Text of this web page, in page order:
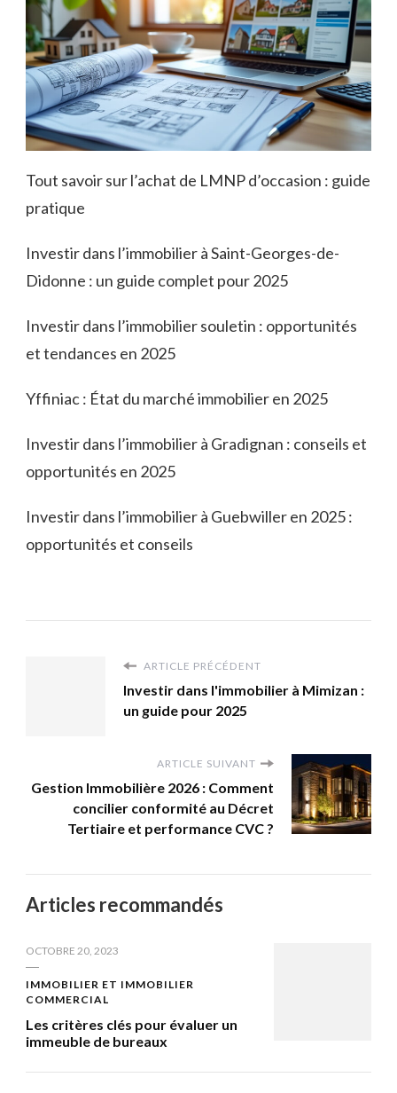
Tout savoir sur l’achat de LMNP d’occasion : guide
pratique
Investir dans l’immobilier à Saint-Georges-de-
Didonne : un guide complet pour 2025
Investir dans l’immobilier souletin : opportunités
et tendances en 2025
Yffiniac : État du marché immobilier en 2025
Investir dans l’immobilier à Gradignan : conseils et
opportunités en 2025
Investir dans l’immobilier à Guebwiller en 2025 :
opportunités et conseils
ARTICLE PRÉCÉDENT
Investir dans l'immobilier à Mimizan :
un guide pour 2025
ARTICLE SUIVANT
Gestion Immobilière 2026 : Comment
concilier conformité au Décret
Tertiaire et performance CVC ?
Articles recommandés
OCTOBRE 20, 2023
IMMOBILIER ET IMMOBILIER
COMMERCIAL
Les critères clés pour évaluer un
immeuble de bureaux